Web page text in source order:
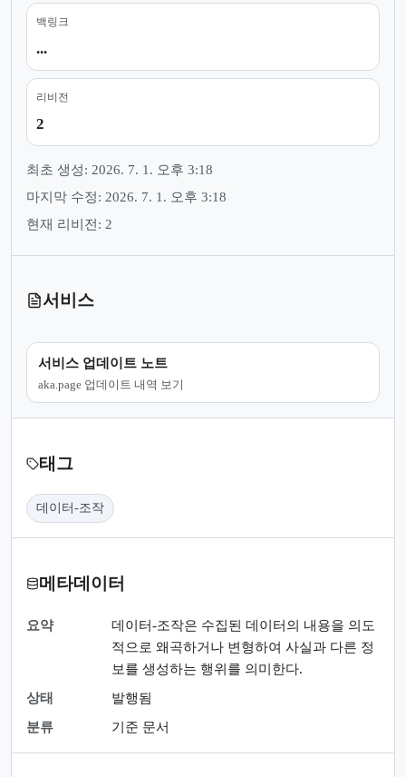
백링크
...
리비전
2
최초 생성: 2026. 7. 1. 오후 3:18
마지막 수정: 2026. 7. 1. 오후 3:18
현재 리비전: 2
서비스
서비스 업데이트 노트
aka.page 업데이트 내역 보기
태그
데이터-조작
메타데이터
요약
데이터-조작은 수집된 데이터의 내용을 의도
적으로 왜곡하거나 변형하여 사실과 다른 정
보를 생성하는 행위를 의미한다.
상태
발행됨
분류
기준 문서